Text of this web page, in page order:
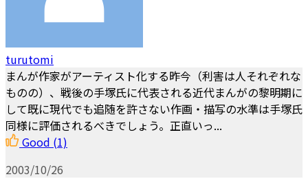
turutomi
まんが作家がアーティスト化する昨今（利害は人それぞれな
ものの）、戦後の手塚氏に代表される近代まんがの黎明期に
して既に現代でも追随を許さない作画・描写の水準は手塚氏
同様に評価されるべきでしょう。正直いっ...
Good (1)
2003/10/26